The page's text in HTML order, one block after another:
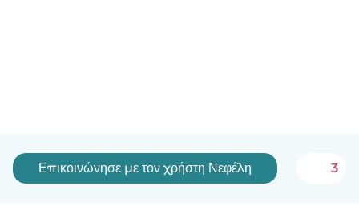
Επικοινώνησε με τον χρήστη Νεφέλη 3